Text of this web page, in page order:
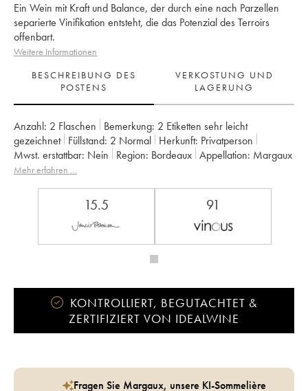
Ein Wein mit Kraft und Balance, der durch eine nach Parzellen
separierte Vinifikation entsteht, die das Potenzial des Terroirs
offenbart.
Weitere Informationen
BESCHREIBUNG DES
POSTENS
VERKOSTUNG UND
LAGERUNG
Anzahl: 2 Flaschen Bemerkung: 2 Etiketten sehr leicht
gezeichnet Füllstand: 2 Normal Herkunft:
privatperson
Mwst. erstattbar:
nein Region: Bordeaux Appellation:
Margaux
Klassifizierung:
Mehr erfahren …
15.5 91
KONTROLLIERT, BEGUTACHTET &
ZERTIFIZIERT VON IDEALWINE
Fragen Sie Margaux, unsere KI-Sommelière